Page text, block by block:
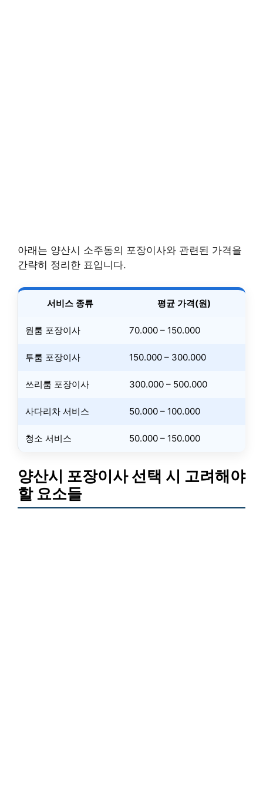
아래는 양산시 소주동의 포장이사와 관련된 가격을
간략히 정리한 표입니다.
서비스 종류 평균 가격(원)
원룸 포장이사 70.000 – 150.000
투룸 포장이사 150.000 – 300.000
쓰리룸 포장이사 300.000 – 500.000
사다리차 서비스 50.000 – 100.000
청소 서비스 50.000 – 150.000
양산시 포장이사 선택 시 고려해야
할 요소들